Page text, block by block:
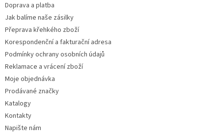
Doprava a platba
Jak balíme naše zásilky
Přeprava křehkého zboží
Korespondenční a fakturační adresa
Podmínky ochrany osobních údajů
Reklamace a vrácení zboží
Moje objednávka
Prodávané značky
Katalogy
Kontakty
Napište nám